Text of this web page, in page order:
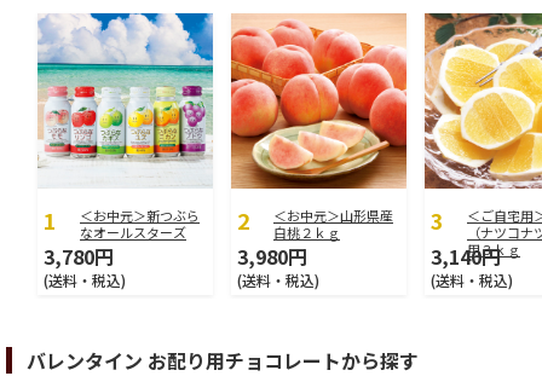
＜お中元＞新つぶら
なオールスターズ
3,780円
(送料・税込)
＜お中元＞山形県産
白桃２ｋｇ
3,980円
(送料・税込)
＜ご自宅用
（ナツコナ
用３ｋｇ
3,140円
(送料・税込)
バレンタイン お配り用チョコレートから探す